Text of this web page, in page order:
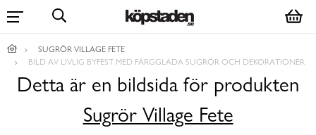
SUGRÖR VILLAGE FETE
BILD AV LIVLIG BYFEST MED FÄRGGLADA SUGRÖR OCH DEKORATIONER
Detta är en bildsida för produkten
Sugrör Village Fete